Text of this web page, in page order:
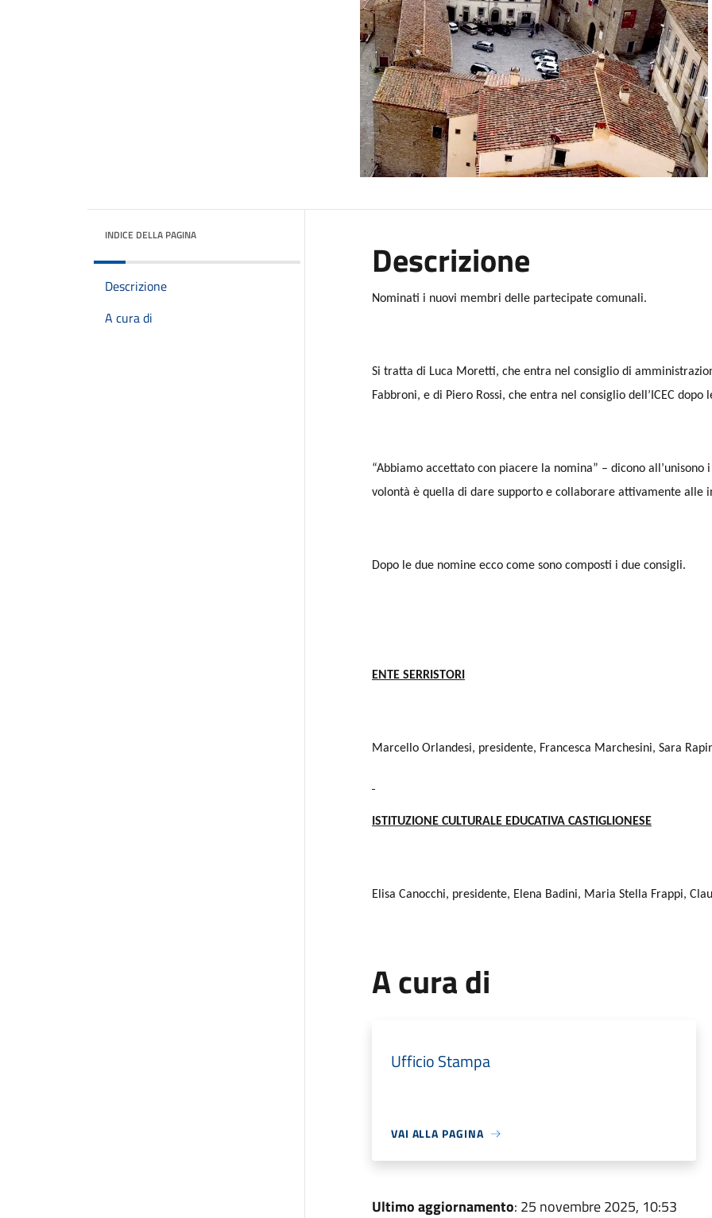
INDICE DELLA PAGINA
Descrizione
A cura di
Descrizione
Nominati i nuovi membri delle partecipate comunali.
Si tratta di Luca Moretti, che entra nel consiglio di
Fabbroni, e di Piero Rossi, che entra nel consiglio dell’ICEC dopo
“Abbiamo accettato con piacere la nomina” – dicono
volontà è quella di dare supporto e collaborare attivamente alle
Dopo le due nomine ecco come sono composti i due consigli.
ENTE SERRISTORI
Marcello Orlandesi, presidente, Francesca Marchesini, Sara
ISTITUZIONE CULTURALE EDUCATIVA CASTIGLIONESE
Elisa Canocchi, presidente, Elena Badini, Maria Stella Frappi,
A cura di
Ufficio Stampa
VAI ALLA PAGINA
Ultimo aggiornamento: 25 novembre 2025, 10:53